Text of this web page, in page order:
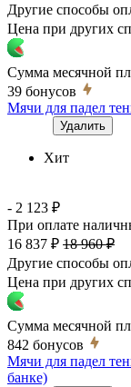
Другие способы
Цена при других
Сумма месячной
39 бонусов
Мячи для падел
Удалить
Хит
- 2 123 ₽
При оплате
16 837 ₽ 18 960 ₽
Другие способы
Цена при других
Сумма месячной
842 бонусов
Мячи для падел
банке)